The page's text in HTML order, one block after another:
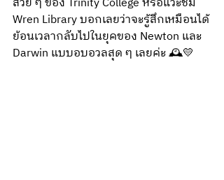
Wren Library บอกเลยว่าจะรู้สึกเหมือนได้
ย้อนเวลากลับไปในยุคของ Newton และ
Darwin แบบอบอวลสุด ๆ เลยค่ะ 🕰️💛